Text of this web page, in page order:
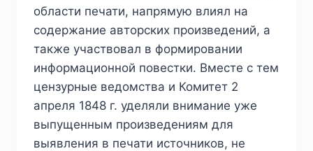
области печати, напрямую влиял на
содержание авторских произведений, а
также участвовал в формировании
информационной повестки. Вместе с тем
цензурные ведомства и Комитет 2
апреля 1848 г. уделяли внимание уже
выпущенным произведениям для
выявления в печати источников, не